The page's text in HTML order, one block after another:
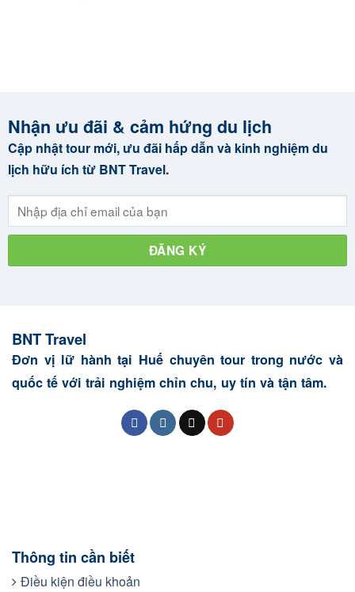
Nhận ưu đãi & cảm hứng du lịch
Cập nhật tour mới, ưu đãi hấp dẫn và kinh nghiệm du
lịch hữu ích từ BNT Travel.
BNT Travel
Đơn vị lữ hành tại Huế chuyên tour trong nước và
quốc tế với trải nghiệm chỉn chu, uy tín và tận tâm.
Thông tin cần biết
Điều kiện điều khoản